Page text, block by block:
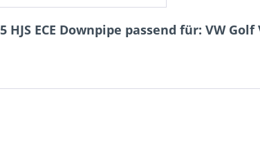
ECE Downpipe passend für: VW